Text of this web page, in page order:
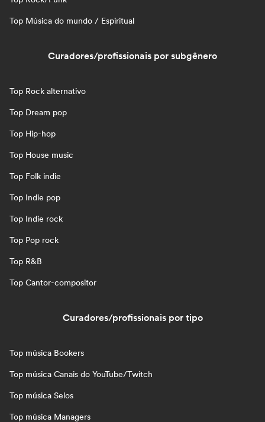
Top Música do mundo / Espiritual
Curadores/profissionais por subgênero
Top Rock alternativo
Top Dream pop
Top Hip-hop
Top House music
Top Folk indie
Top Indie pop
Top Indie rock
Top Pop rock
Top R&B
Top Cantor-compositor
Curadores/profissionais por tipo
Top música Bookers
Top música Canais do YouTube/Twitch
Top música Selos
Top música Managers